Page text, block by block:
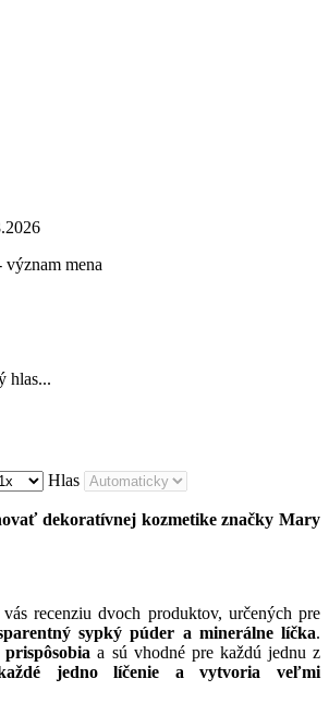
význam mena
hlas...
Hlas
dekoratívnej kozmetike značky Mary
recenziu dvoch produktov, určených pre
sypký púder a minerálne líčka.
prispôsobiaa sú vhodné pre každú jednu z
jedno líčenie a vytvoria veľmi